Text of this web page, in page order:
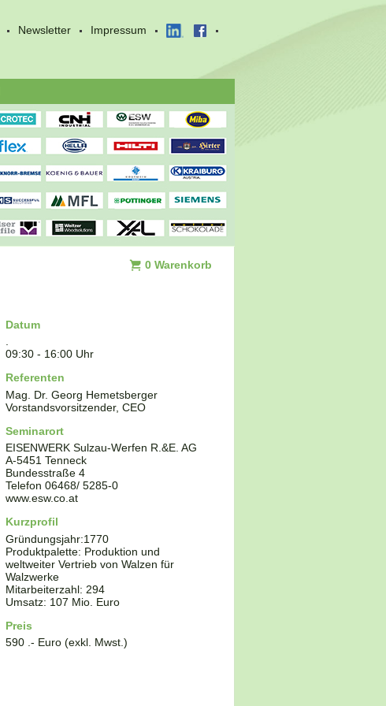
Newsletter Impressum
0 Warenkorb
Datum
09:30 - 16:00 Uhr
Referenten
Mag. Dr. Georg Hemetsberger
Vorstandsvorsitzender, CEO
Seminarort
EISENWERK Sulzau-Werfen R.&E. AG
A-5451 Tenneck
Bundesstraße 4
Telefon06468/ 5285-0
www.esw.co.at
Kurzprofil
Gründungsjahr:1770
Produktpalette: Produktion und
weltweiter Vertrieb von Walzen für
Walzwerke
Mitarbeiterzahl: 294
Umsatz: 107 Mio. Euro
Preis
590 .- Euro (exkl. Mwst.)